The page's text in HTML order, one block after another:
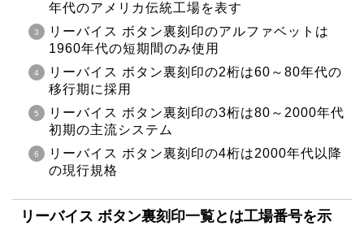
年代のアメリカ伝統工場を表す
リーバイス ボタン裏刻印のアルファベットは
1960年代の短期間のみ使用
リーバイス ボタン裏刻印の2桁は60～80年代の
移行期に採用
リーバイス ボタン裏刻印の3桁は80～2000年代
初期の主流システム
リーバイス ボタン裏刻印の4桁は2000年代以降
の現行規格
リーバイス ボタン裏刻印一覧とは工場番号を示